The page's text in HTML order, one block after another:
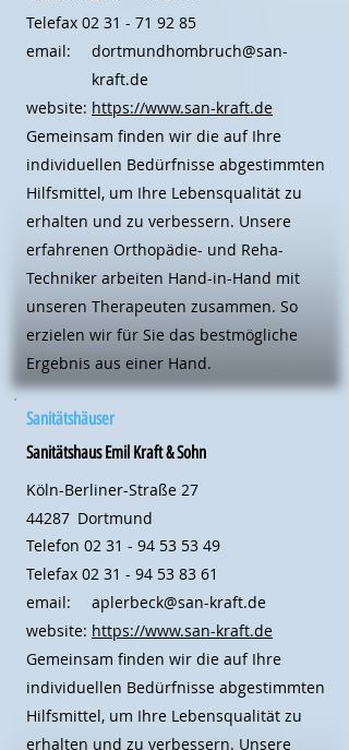
Telefax 02 31 - 71 92 85
email:
website:
dortmundhombruch@san-
kraft.de
https://www.san-kraft.de
Gemeinsam finden wir die auf Ihre
individuellen Bedürfnisse abgestimmten
Hilfsmittel, um Ihre Lebensqualität zu
erhalten und zu verbessern. Unsere
erfahrenen Orthopädie- und Reha-
Techniker arbeiten Hand-in-Hand mit
unseren Therapeuten zusammen. So
erzielen wir für Sie das bestmögliche
Ergebnis aus einer Hand.
Sanitätshäuser
Sanitätshaus Emil Kraft & Sohn
Köln-Berliner-Straße 27
44287 Dortmund
Telefon 02 31 - 94 53 53 49
Telefax 02 31 - 94 53 83 61
email:
website:
aplerbeck@san-kraft.de
https://www.san-kraft.de
Gemeinsam finden wir die auf Ihre
individuellen Bedürfnisse abgestimmten
Hilfsmittel, um Ihre Lebensqualität zu
erhalten und zu verbessern. Unsere